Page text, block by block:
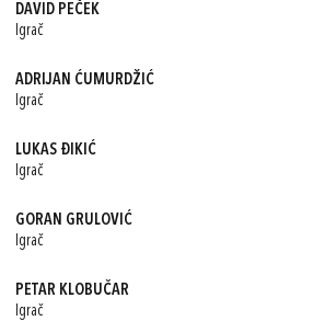
DAVID PEČEK
Igrač
ADRIJAN ĆUMURDŽIĆ
Igrač
LUKAS ĐIKIĆ
Igrač
GORAN GRULOVIĆ
Igrač
PETAR KLOBUČAR
Igrač